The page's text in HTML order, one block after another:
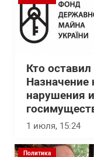
Кто
нарушения
1 июля, 15:24
Политика